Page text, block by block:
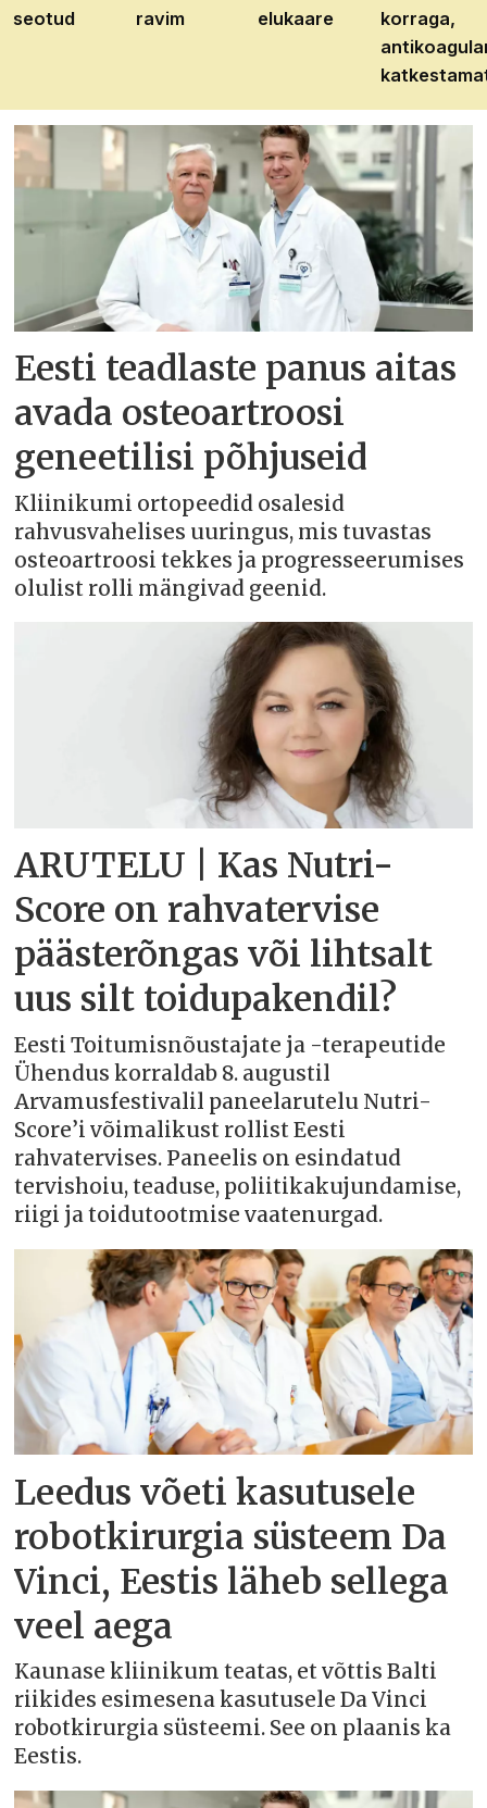
seotud
ravim
elukaare
korraga,
Eesti teadlaste panus aitas
avada osteoartroosi
geneetilisi põhjuseid
Kliinikumi ortopeedid osalesid
rahvusvahelises uuringus, mis tuvastas
osteoartroosi tekkes ja progresseerumises
olulist rolli mängivad geenid.
ARUTELU | Kas Nutri-
Score on rahvatervise
päästerõngas või lihtsalt
uus silt toidupakendil?
Eesti Toitumisnõustajate ja -terapeutide
Ühendus korraldab 8. augustil
Arvamusfestivalil paneelarutelu Nutri-
Score’i võimalikust rollist Eesti
rahvatervises. Paneelis on esindatud
tervishoiu, teaduse, poliitikakujundamise,
riigi ja toidutootmise vaatenurgad.
Leedus võeti kasutusele
robotkirurgia süsteem Da
Vinci, Eestis läheb sellega
veel aega
Kaunase kliinikum teatas, et võttis Balti
riikides esimesena kasutusele Da Vinci
robotkirurgia süsteemi. See on plaanis ka
Eestis.